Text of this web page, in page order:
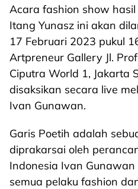
Acara fashion show
Itang Yunasz ini akan
17 Februari 2023 pukul
Artpreneur Gallery Jl.
Ciputra World 1, Jakarta
disaksikan secara live
Ivan Gunawan.
Garis Poetih adalah
diprakarsai oleh
Indonesia Ivan
semua pelaku fashion